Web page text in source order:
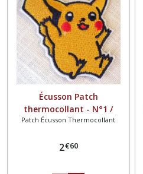
Écusson Patch
thermocollant - N°1 /
POKÉMON PIKACHU ** 6 x 6
Patch Écusson Thermocollant
2€60